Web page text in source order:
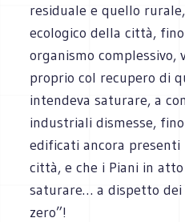
residuale e quello
ecologico della città,
organismo complessivo,
proprio col recupero di
intendeva saturare, a
industriali dismesse,
edificati ancora
città, e che i Piani in
saturare… a dispetto
zero”!